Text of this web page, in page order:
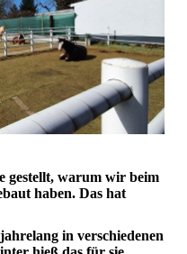
gestellt, warum wir beim
haben. Das hat
in verschiedenen